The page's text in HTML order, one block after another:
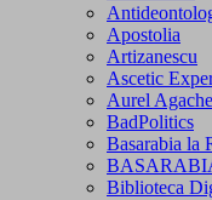
Apostolia
Artizanescu
Ascetic
Aurel Agache
BadPolitics
Basarabia la
Biblioteca